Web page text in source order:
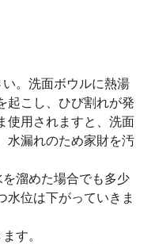
。洗面ボウルに熱湯
起こし、ひび割れが発
使用されますと、洗面
水漏れのため家財を汚
溜めた場合でも多少
水位は下がっていきま
す。